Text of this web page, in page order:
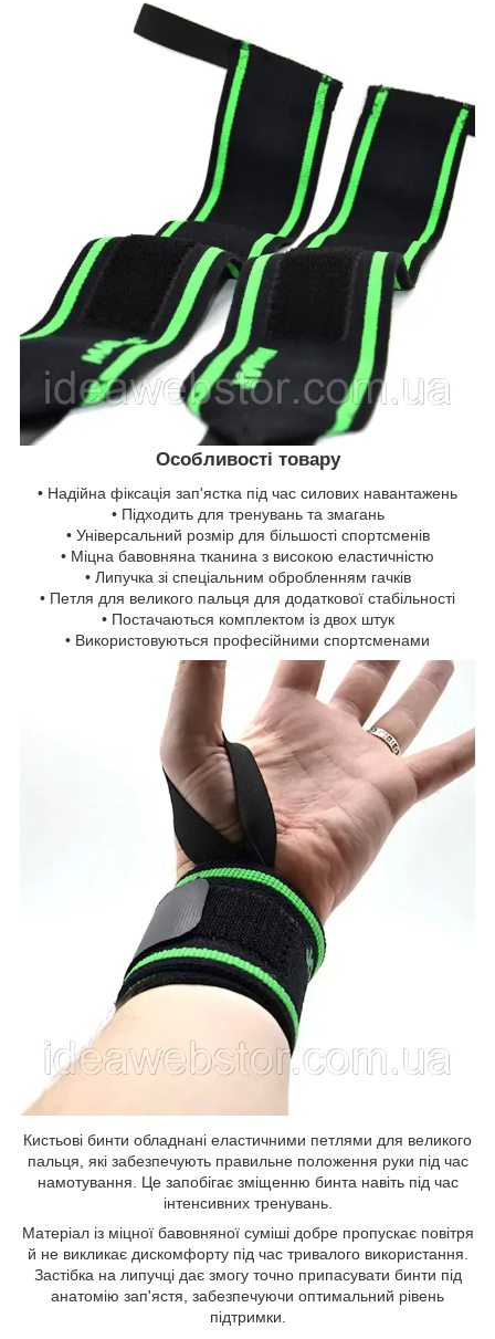
Особливості товару
• Надійна фіксація зап'ястка під час силових навантажень
• Підходить для тренувань та змагань
• Універсальний розмір для більшості спортсменів
• Міцна бавовняна тканина з високою еластичністю
• Липучка зі спеціальним обробленням гачків
• Петля для великого пальця для додаткової стабільності
• Постачаються комплектом із двох штук
• Використовуються професійними спортсменами
Кистьові бинти обладнані еластичними петлями для великого
пальця, які забезпечують правильне положення руки під час
намотування. Це запобігає зміщенню бинта навіть під час
інтенсивних тренувань.
Матеріал із міцної бавовняної суміші добре пропускає повітря
й не викликає дискомфорту під час тривалого використання.
Застібка на липучці дає змогу точно припасувати бинти під
анатомію зап'ястя, забезпечуючи оптимальний рівень
підтримки.